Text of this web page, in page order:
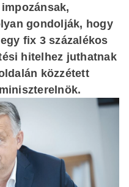
gondolják, hogy
fix 3 százalékos
hitelhez juthatnak
közzétett